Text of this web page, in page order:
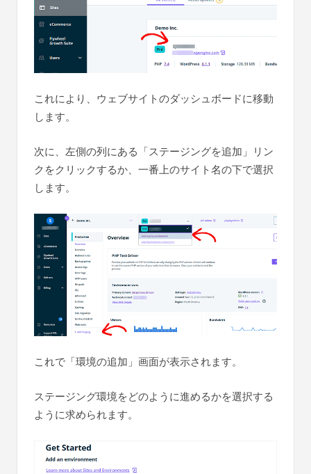
これにより、ウェブサイトのダッシュボードに移動
します。
次に、左側の列にある「ステージングを追加」リン
クをクリックするか、一番上のサイト名の下で選択
します。
これで「環境の追加」画面が表示されます。
ステージング環境をどのように進めるかを選択する
ように求められます。